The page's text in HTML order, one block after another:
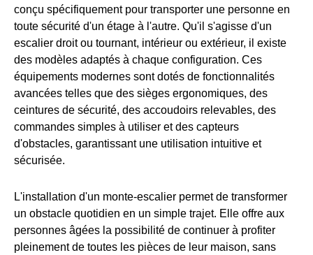
conçu spécifiquement pour transporter une personne en
toute sécurité d'un étage à l'autre. Qu'il s'agisse d'un
escalier droit ou tournant, intérieur ou extérieur, il existe
des modèles adaptés à chaque configuration. Ces
équipements modernes sont dotés de fonctionnalités
avancées telles que des sièges ergonomiques, des
ceintures de sécurité, des accoudoirs relevables, des
commandes simples à utiliser et des capteurs
d'obstacles, garantissant une utilisation intuitive et
sécurisée.
L'installation d'un monte-escalier permet de transformer
un obstacle quotidien en un simple trajet. Elle offre aux
personnes âgées la possibilité de continuer à profiter
pleinement de toutes les pièces de leur maison, sans